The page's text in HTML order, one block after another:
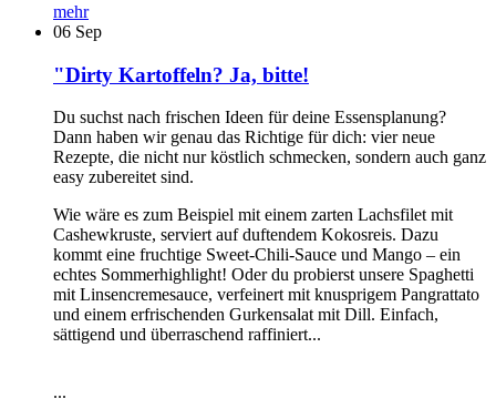
mehr
06 Sep
"Dirty Kartoffeln? Ja, bitte!
Du suchst nach frischen Ideen für deine Essensplanung?
Dann haben wir genau das Richtige für dich: vier neue
Rezepte, die nicht nur köstlich schmecken, sondern auch ganz
easy zubereitet sind.
Wie wäre es zum Beispiel mit einem zarten Lachsfilet mit
Cashewkruste, serviert auf duftendem Kokosreis. Dazu
kommt eine fruchtige Sweet-Chili-Sauce und Mango – ein
echtes Sommerhighlight! Oder du probierst unsere Spaghetti
mit Linsencremesauce, verfeinert mit knusprigem Pangrattato
und einem erfrischenden Gurkensalat mit Dill. Einfach,
sättigend und überraschend raffiniert...
...